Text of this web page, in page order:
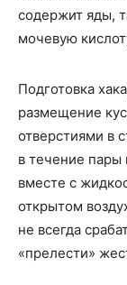
содержит яды,
мочевую
Подготовка
размещение
отверстиями в
в течение
вместе с
открытом
не всегда
«прелести»